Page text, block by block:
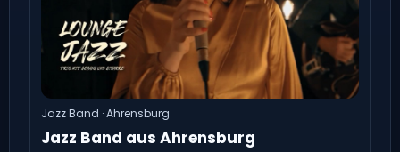
Jazz Band · Ahrensburg
Jazz Band aus Ahrensburg